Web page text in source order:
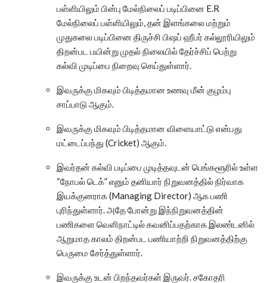
பள்ளியிலும் பின்பு மேல்நிலைப் படிப்பினை E.R
மேல்நிலைப் பள்ளியிலும், தன் இளங்கலை மற்றும்
முதுகலை படிப்பினை திருச்சி பிஷப் ஹீபர் கல்லூரியிலும்
திறன்பட பயின்று முதல் நிலையில் தேர்ச்சிப் பெற்று
கல்வி முடிப்பை நிறைவு செய்துள்ளார்.
இவருக்கு மிகவும் பிடித்தமான உணவு மீன் குழம்பு
சாப்பாடு ஆகும்.
இவருக்கு மிகவும் பிடித்தமான விளையாட்டு என்பது
மட்டைப்பந்து (Cricket) ஆகும்.
இவர்தன் கல்வி படிப்பை முடித்தவுடன் பெங்களூரில் உள்ள
“நோபல் டெக்” எனும் தனியார் நிறுவனத்தில் நிர்வாக
இயக்குனராக (Managing Director) ஆக பணி
புரிந்துள்ளார். அதே போன்று இந்நிறுவனத்தின்
பணிகளை வெளிநாட்டில் கவனிப்பதற்காக இலண்டனில்
ஆறுமாத காலம் திறன்பட பணியாற்றி நிறுவனத்திற்கு
பெருமை சேர்த்துள்ளார்.
இவருக்கு உடன் பிறந்தவர்கள் இருவர். சகோதரி